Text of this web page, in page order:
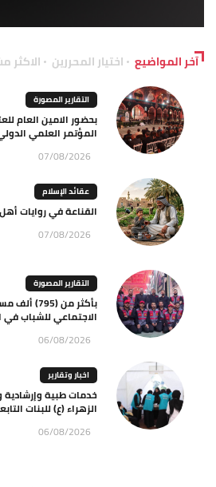
آخر المواضيع اختيار المحررين الاكثر
التقارير المصورة
بحضور الامين العام
المؤتمر العلمي
07/08/2026
عقائد الإسلام
القناعة في روايات
07/08/2026
التقارير المصورة
بأكثر من
الاجتماعي للشباب في
06/08/2026
اخبار وتقارير
خدمات طبية
الزهراء (ع) للبنات
06/08/2026